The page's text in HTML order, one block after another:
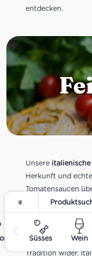
Süsses Wein
entdecken.
Unsere
Herkunft und
Tomatensaucen
Pesto bis zu
verschiedenen
sind Teil unseres
und spiegeln
Tradition wider.